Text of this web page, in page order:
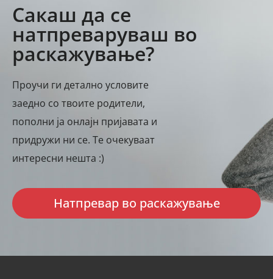
Сакаш да се
натпреваруваш во
раскажување?
Проучи ги детално условите
заедно со твоите родители,
пополни ја онлајн пријавата и
придружи ни се. Те очекуваат
интересни нешта :)
Натпревар во раскажување